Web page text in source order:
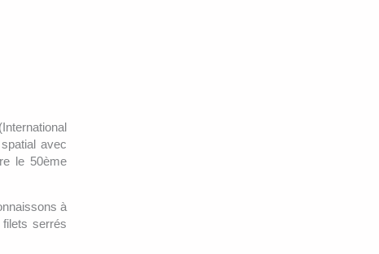
avec
le 50ème
à
serrés